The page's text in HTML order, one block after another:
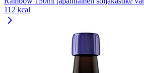
112 kcal